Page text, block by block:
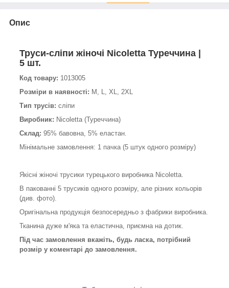
Опис
Труси-сліпи жіночі Nicoletta Туреччина |
5 шт.
Код товару: 1013005
Розміри в наявності: M, L, XL, 2XL
Тип трусів: сліпи
Виробник: Nicoletta (Туреччина)
Склад: 95% бавовна, 5% еластан.
Мінімальне замовлення: 1 пачка (5 штук одного розміру)
Якісні жіночі трусики турецького виробника Nicoletta.
В пакованні 5 трусиків одного розміру, але різних кольорів
(див. фото).
Оригінальна продукція безпосередньо з фабрики виробника.
Тканина дуже м'яка та еластична, приємна на дотик.
Під час замовлення вкажіть, будь ласка, потрібний
розмір у коментарі до замовлення.